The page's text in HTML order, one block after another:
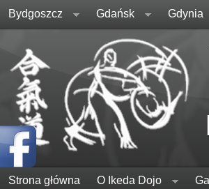
Bydgoszcz Gdańsk Gdynia
Strona główna O Ikeda Dojo